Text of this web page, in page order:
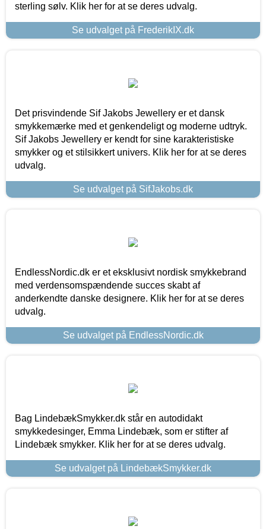
sterling sølv. Klik her for at se deres udvalg.
Se udvalget på FrederikIX.dk
Det prisvindende Sif Jakobs Jewellery er et dansk
smykkemærke med et genkendeligt og moderne udtryk.
Sif Jakobs Jewellery er kendt for sine karakteristiske
smykker og et stilsikkert univers. Klik her for at se deres
udvalg.
Se udvalget på SifJakobs.dk
EndlessNordic.dk er et eksklusivt nordisk smykkebrand
med verdensomspændende succes skabt af
anderkendte danske designere. Klik her for at se deres
udvalg.
Se udvalget på EndlessNordic.dk
Bag LindebækSmykker.dk står en autodidakt
smykkedesinger, Emma Lindebæk, som er stifter af
Lindebæk smykker. Klik her for at se deres udvalg.
Se udvalget på LindebækSmykker.dk